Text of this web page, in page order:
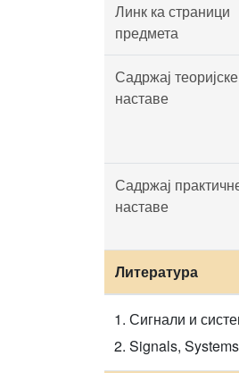
Линк ка страници
предмета
Садржај теоријске
наставе
Садржај
наставе
Литература
Сигнали и
Signals,